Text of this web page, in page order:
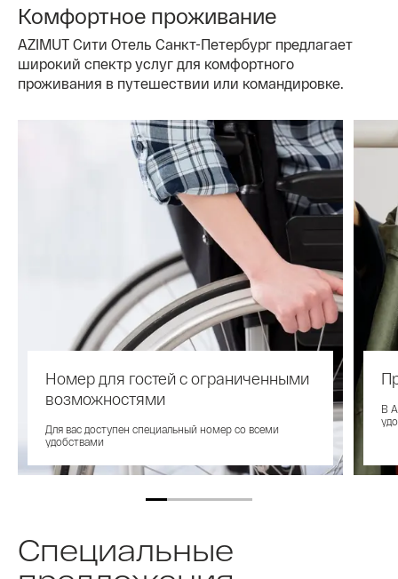
Комфортное проживание
AZIMUT Сити Отель Санкт-Петербург предлагает
широкий спектр услуг для комфортного
проживания в путешествии или командировке.
Номер для гостей с ограниченными
возможностями
Для вас доступен специальный номер со всеми
удобствами
В
Специальные